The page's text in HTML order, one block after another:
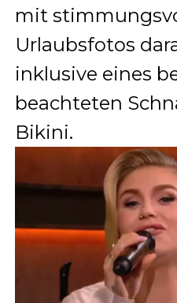
mit
Urlaubsfotos
inklusive eines
beachteten
Bikini.